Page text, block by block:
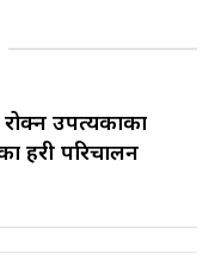
उपत्यकाका
प्रहरी परिचालन